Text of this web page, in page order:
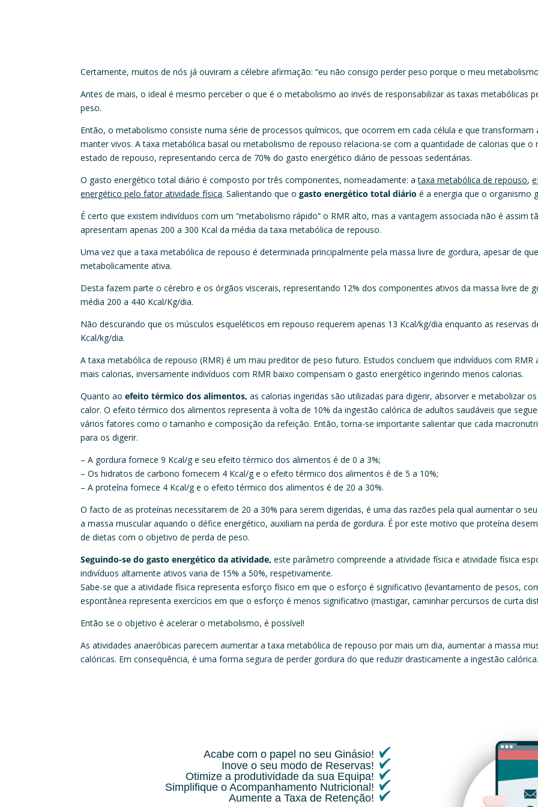
Certamente, muitos de nós já ouviram a célebre afirmação: “eu não consigo perder peso porque o meu
Antes de mais, o ideal é mesmo perceber o que é o metabolismo ao invés de responsabilizar as taxas metabólicas
peso.
Então, o metabolismo consiste numa série de processos químicos, que ocorrem em cada célula e que transformam
manter vivos. A taxa metabólica basal ou metabolismo de repouso relaciona-se com a quantidade de calorias que
estado de repouso, representando cerca de 70% do gasto energético diário de pessoas sedentárias.
O gasto energético total diário é composto por três componentes, nomeadamente: ataxa metabólica de repouso,
energético pelo fator atividade física. Salientando que ogasto energético total diário é a energia que o organismo
É certo que existem indivíduos com um “metabolismo rápido” o RMR alto, mas a vantagem associada não é assim
apresentam apenas 200 a 300 Kcal da média da taxa metabólica de repouso.
Uma vez que a taxa metabólica de repouso é determinada principalmente pela massa livre de gordura, apesar de
metabolicamente ativa.
Desta fazem parte o cérebro e os órgãos viscerais, representando 12% dos componentes ativos da massa livre de
média 200 a 440 Kcal/Kg/dia.
Não descurando que os músculos esqueléticos em repouso requerem apenas 13 Kcal/kg/dia enquanto as reservas
Kcal/kg/dia.
A taxa metabólica de repouso (RMR) é um mau preditor de peso futuro. Estudos concluem que indivíduos com
mais calorias, inversamente indivíduos com RMR baixo compensam o gasto energético ingerindo menos calorias.
Quanto aoefeito térmico dos alimentos, as calorias ingeridas são utilizadas para digerir, absorver e metabolizar
calor. O efeito térmico dos alimentos representa à volta de 10% da ingestão calórica de adultos saudáveis que
vários fatores como o tamanho e composição da refeição. Então, torna-se importante salientar que cada
para os digerir.
– A gordura fornece 9 Kcal/g e seu efeito térmico dos alimentos é de 0 a 3%;
– Os hidratos de carbono fornecem 4 Kcal/g e o efeito térmico dos alimentos é de 5 a 10%;
– A proteína fornece 4 Kcal/g e o efeito térmico dos alimentos é de 20 a 30%.
O facto de as proteínas necessitarem de 20 a 30% para serem digeridas, é uma das razões pela qual aumentar o
a massa muscular aquando o défice energético, auxiliam na perda de gordura. É por este motivo que proteína
de dietas com o objetivo de perda de peso.
Seguindo-se do gasto energético da atividade, este parâmetro compreende a atividade física e atividade física
indivíduos altamente ativos varia de 15% a 50%, respetivamente.
Sabe-se que a atividade física representa esforço físico em que o esforço é significativo (levantamento de pesos,
espontânea representa exercícios em que o esforço é menos significativo (mastigar, caminhar percursos de curta
Então se o objetivo é acelerar o metabolismo, é possível!
As atividades anaeróbicas parecem aumentar a taxa metabólica de repouso por mais um dia, aumentar a massa
calóricas. Em consequência, é uma forma segura de perder gordura do que reduzir drasticamente a ingestão
Acabe com o papel no seu Ginásio!
Inove o seu modo de Reservas!
Otimize a produtividade da sua Equipa!
Simplifique o Acompanhamento Nutricional!
Aumente a Taxa de Retenção!